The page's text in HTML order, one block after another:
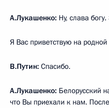
А.Лукашенко: Ну, слава
Я Вас приветствую на
В.Путин: Спасибо.
А.Лукашенко: Белорусский
что Вы приехали к нам.